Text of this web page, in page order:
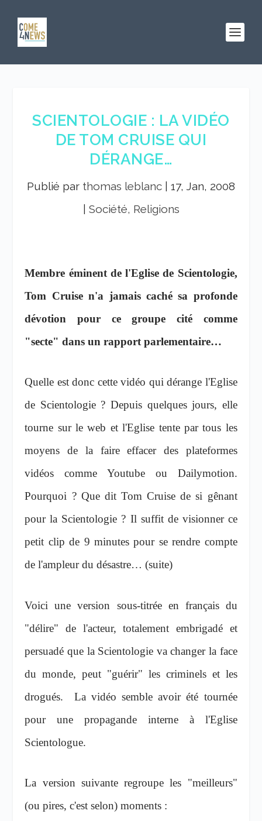
SCIENTOLOGIE : LA VIDÉO
DE TOM CRUISE QUI
DÉRANGE…
Publié par thomas leblanc
17, Jan, 2008
Société, Religions
Membre éminent de l'Eglise de Scientologie,
Tom Cruise n'a jamais caché sa profonde
dévotion pour ce groupe cité comme
"secte" dans un rapport parlementaire…
Quelle est donc cette vidéo qui dérange l'Eglise
de Scientologie ? Depuis quelques jours, elle
tourne sur le web et l'Eglise tente par tous les
moyens de la faire effacer des plateformes
vidéos comme Youtube ou Dailymotion.
Pourquoi ? Que dit Tom Cruise de si gênant
pour la Scientologie ? Il suffit de visionner ce
petit clip de 9 minutes pour se rendre compte
de l'ampleur du désastre… (suite)
Voici une version sous-titrée en français du
"délire" de l'acteur, totalement embrigadé et
persuadé que la Scientologie va changer la face
du monde, peut "guérir" les criminels et les
drogués. La vidéo semble avoir été tournée
pour une propagande interne à l'Eglise
Scientologue.
La version suivante regroupe les "meilleurs"
(ou pires, c'est selon) moments :